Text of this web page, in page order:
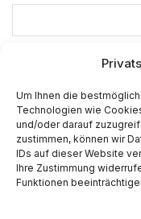
Um Ihnen die
Technologien wie
und/oder darauf
zustimmen, können wir
IDs auf dieser Website
Ihre Zustimmung
Funktionen
E-Mail-Adresse*
Website